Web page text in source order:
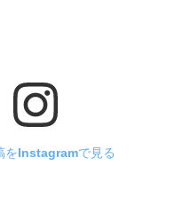
をInstagramで見る